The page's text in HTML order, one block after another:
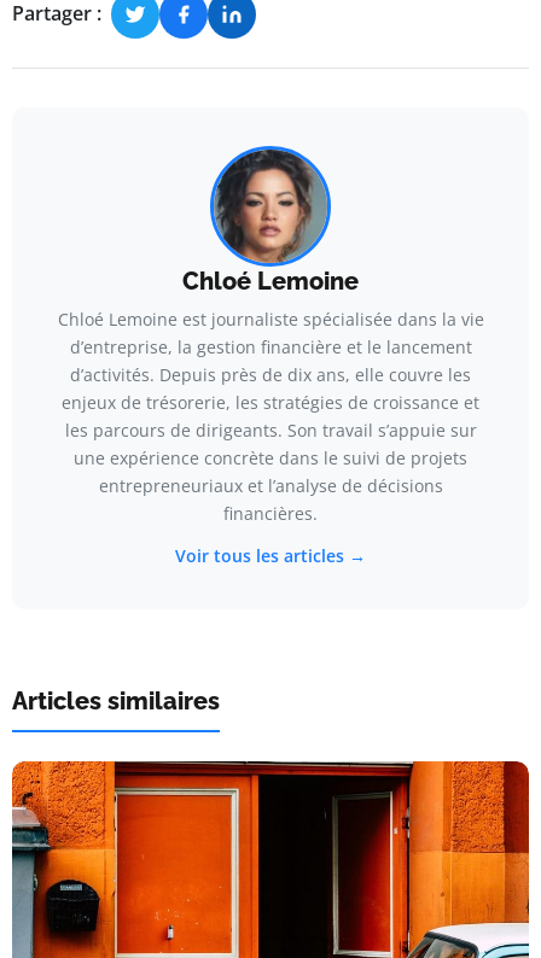
Partager :
Chloé Lemoine
Chloé Lemoine est journaliste spécialisée dans la vie
d’entreprise, la gestion financière et le lancement
d’activités. Depuis près de dix ans, elle couvre les
enjeux de trésorerie, les stratégies de croissance et
les parcours de dirigeants. Son travail s’appuie sur
une expérience concrète dans le suivi de projets
entrepreneuriaux et l’analyse de décisions
financières.
Voir tous les articles →
Articles similaires